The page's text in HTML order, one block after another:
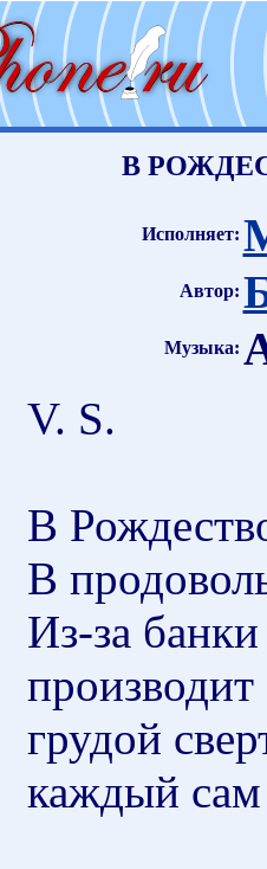
В
Исполняет:
Автор:
Музыка:
V. S.
В
В
Из-за
производит
грудой
каждый сам